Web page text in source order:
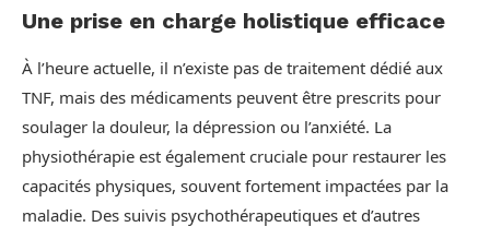
Une prise en charge holistique efficace
À l’heure actuelle, il n’existe pas de traitement dédié aux
TNF, mais des médicaments peuvent être prescrits pour
soulager la douleur, la dépression ou l’anxiété. La
physiothérapie est également cruciale pour restaurer les
capacités physiques, souvent fortement impactées par la
maladie. Des suivis psychothérapeutiques et d’autres